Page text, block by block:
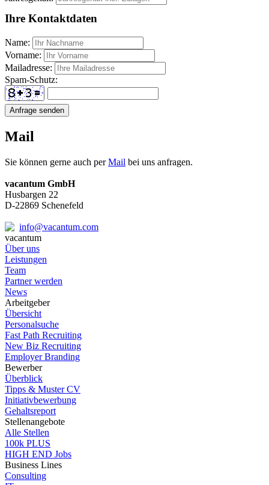
Ihre Kontaktdaten
Name:
Vorname:
Mailadresse:
Spam-Schutz:
Anfrage senden
Mail
Sie können gerne auch perMail bei uns anfragen.
vacantum GmbH
Husbargen 22
D-22869 Schenefeld
info@vacantum.com
vacantum
Über uns
Leistungen
Team
Partner werden
News
Arbeitgeber
Übersicht
Personalsuche
Fast Path Recruiting
New Biz Recruiting
Employer Branding
Bewerber
Überblick
Tipps & Muster CV
Initiativbewerbung
Gehaltsreport
Stellenangebote
Alle Stellen
100k PLUS
HIGH END Jobs
Business Lines
Consulting